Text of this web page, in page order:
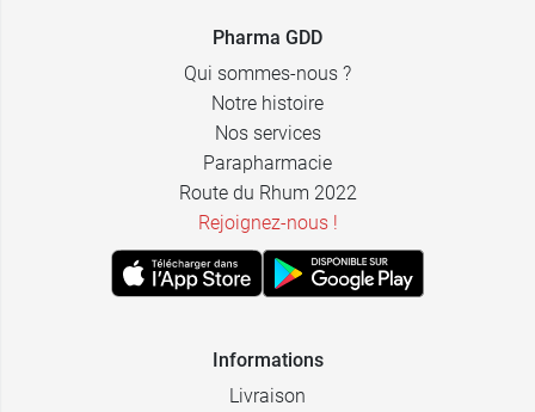
Pharma GDD
Qui sommes-nous ?
Notre histoire
Nos services
Parapharmacie
Route du Rhum 2022
Rejoignez-nous !
Informations
Livraison